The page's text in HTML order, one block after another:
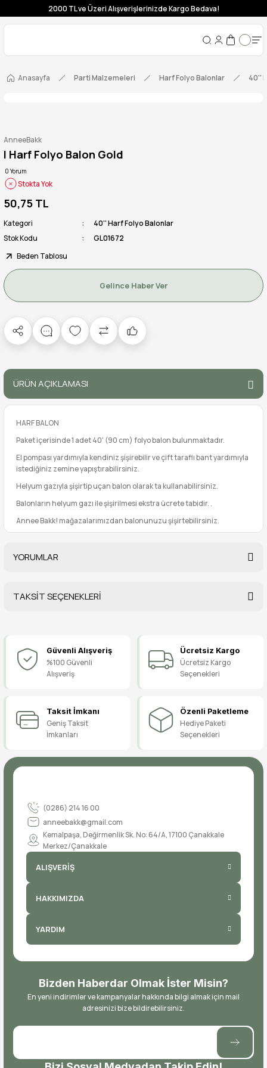
2000 TL ve Üzeri Alışverişlerinizde Kargo Bedava!
Anasayfa Parti Malzemeleri Harf Folyo Balonlar 40''
AnneeBakk
I Harf Folyo Balon Gold
0 Yorum
Stokta Yok
50,75 TL
Kategori
40'' Harf Folyo Balonlar
Stok Kodu
GL01672
Beden Tablosu
Gelince Haber Ver
ÜRÜN AÇIKLAMASI
HARF BALON
Paket içerisinde 1 adet 40' (90 cm) folyo balon bulunmaktadır.
El pompası yardımıyla kendiniz şişirebilir ve çift taraflı bant yardımıyla
istediğiniz zemine yapıştırabilirsiniz.
Helyum gazıyla şişirtip uçan balon olarak ta kullanabilirsiniz.
Balonların helyum gazı ile şişirilmesi ekstra ücrete tabidir. .
Annee Bakk! mağazalarımızdan balonunuzu şişirtebilirsiniz.
YORUMLAR
Yorum Yaz
TAKSİT SEÇENEKLERİ
Güvenli Alışveriş
%100 Güvenli
Alışveriş
Ücretsiz Kargo
Ücretsiz Kargo
Seçenekleri
Taksit İmkanı
Geniş Taksit
İmkanları
Özenli Paketleme
Hediye Paketi
Seçenekleri
(0286) 214 16 00
anneebakk@gmail.com
Kemalpaşa, Değirmenlik Sk. No: 64/A, 17100 Çanakkale
Merkez/Çanakkale
ALIŞVERİŞ
HAKKIMIZDA
YARDIM
Bizden Haberdar Olmak İster Misin?
En yeni indirimler ve kampanyalar hakkında bilgi almak için mail
adresinizi bize bildirebilirsiniz.